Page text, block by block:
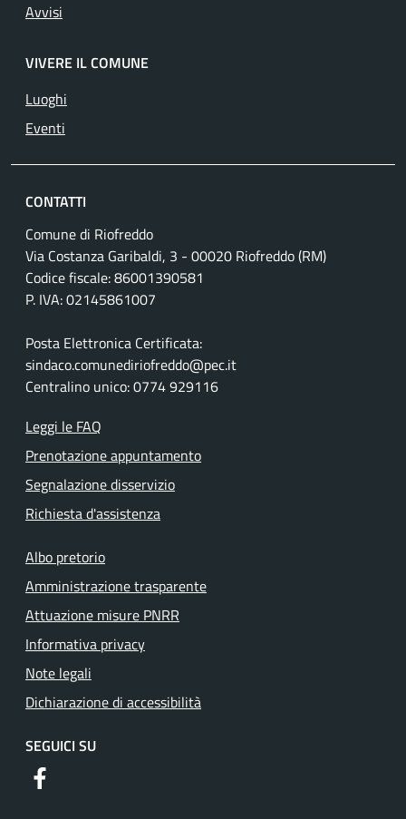
Avvisi
VIVERE IL COMUNE
Luoghi
Eventi
CONTATTI
Comune di Riofreddo
Via Costanza Garibaldi, 3 - 00020 Riofreddo (RM)
Codice fiscale: 86001390581
P. IVA: 02145861007
Posta Elettronica Certificata:
sindaco.comunediriofreddo@pec.it
Centralino unico: 0774 929116
Leggi le FAQ
Prenotazione appuntamento
Segnalazione disservizio
Richiesta d'assistenza
Albo pretorio
Amministrazione trasparente
Attuazione misure PNRR
Informativa privacy
Note legali
Dichiarazione di accessibilità
SEGUICI SU